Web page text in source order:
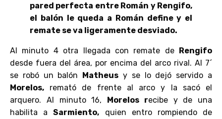
pared perfecta entre Román y Rengifo,
el balón le queda a Román define y el
remate se va ligeramente desviado.
Al minuto 4 otra llegada con remate de Rengifo
desde fuera del área, por encima del arco rival. Al 7´
se robó un balón Matheus y se lo dejó servido a
Morelos, remató de frente al arco y la sacó el
arquero. Al minuto 16, Morelos recibe y de una
habilita aSarmiento, quien entro rompiendo de